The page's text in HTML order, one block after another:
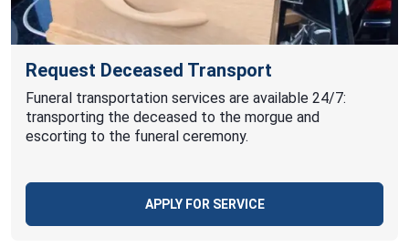
Request Deceased Transport
Funeral transportation services are available 24/7:
transporting the deceased to the morgue and
escorting to the funeral ceremony.
APPLY FOR SERVICE